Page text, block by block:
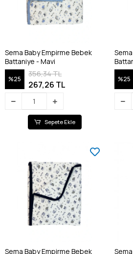
Sema Baby Empirme Bebek
Battaniye - Mavi
%25
356,34 TL
267,26 TL
Sepete Ekle
%25
Sema Baby Empirme Bebek Sema